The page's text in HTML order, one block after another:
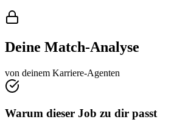
Deine Match-Analyse
von deinem Karriere-Agenten
Warum dieser Job zu dir passt